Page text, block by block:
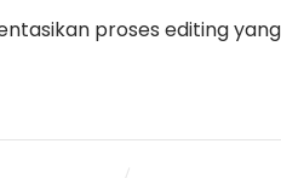
proses editing